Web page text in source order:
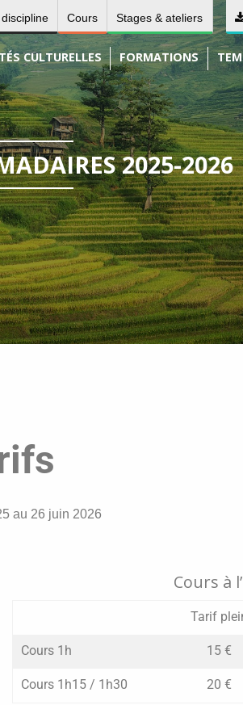
Cours Stages & ateliers
CULTURELLES FORMATIONS
2025-2026
au 26 juin 2026
Cours à l’
Tarif
Cours 1h 15 €
Cours 1h15 / 1h30 20 €